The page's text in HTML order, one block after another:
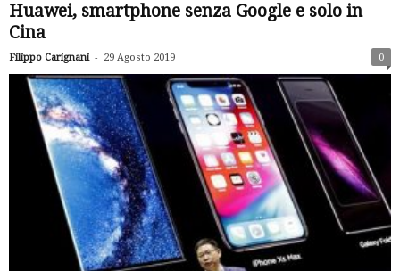
Huawei, smartphone senza Google e solo in
Cina
Filippo Carignani - 29 Agosto 2019 0